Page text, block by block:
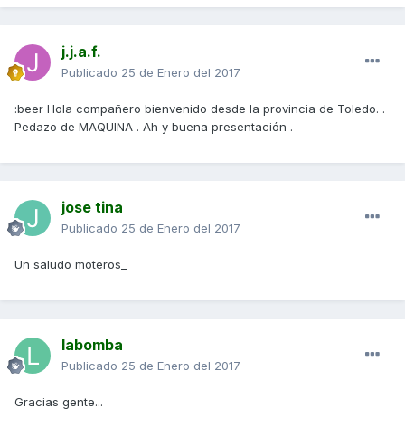
j.j.a.f.
Publicado 25 de Enero del 2017
:beer Hola compañero bienvenido desde la provincia de Toledo. .
Pedazo de MAQUINA . Ah y buena presentación .
jose tina
Publicado 25 de Enero del 2017
Un saludo moteros_
labomba
Publicado 25 de Enero del 2017
Gracias gente...